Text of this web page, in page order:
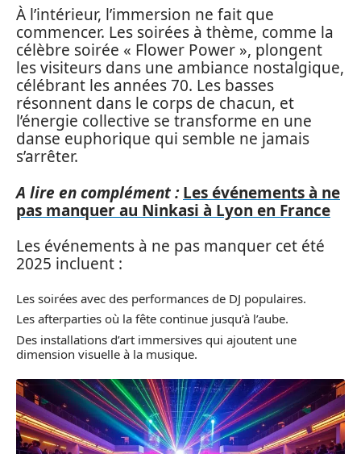
À l’intérieur, l’immersion ne fait que
commencer. Les soirées à thème, comme la
célèbre soirée « Flower Power », plongent
les visiteurs dans une ambiance nostalgique,
célébrant les années 70. Les basses
résonnent dans le corps de chacun, et
l’énergie collective se transforme en une
danse euphorique qui semble ne jamais
s’arrêter.
A lire en complément : Les événements à ne
pas manquer au Ninkasi à Lyon en France
Les événements à ne pas manquer cet été
2025 incluent :
Les soirées avec des performances de DJ populaires.
Les afterparties où la fête continue jusqu’à l’aube.
Des installations d’art immersives qui ajoutent une
dimension visuelle à la musique.